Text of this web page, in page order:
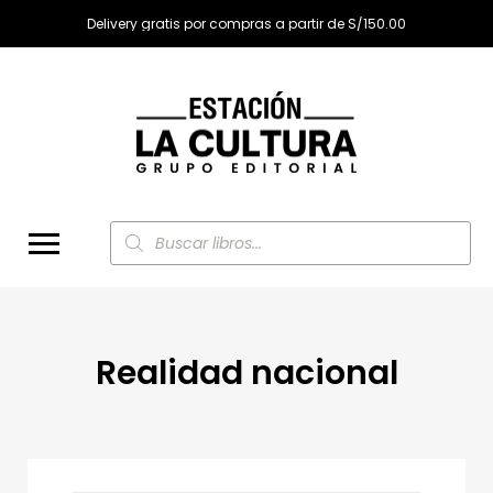
Delivery gratis por compras a partir de S/150.00
Búsqueda
de
productos
Realidad nacional